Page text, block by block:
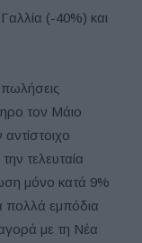
(-40%) και
πωλήσεις
τον Μάιο
τελευταία
μόνο κατά 9%
πολλά εμπόδια
με τη Νέα